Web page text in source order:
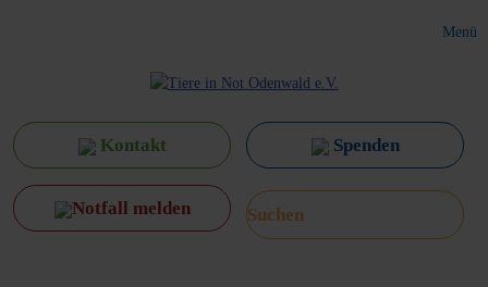
Menü
Kontakt Spenden
Notfall melden